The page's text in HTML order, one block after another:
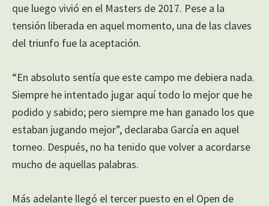
que luego vivió en el Masters de 2017. Pese a la
tensión liberada en aquel momento, una de las claves
del triunfo fue la aceptación.
“En absoluto sentía que este campo me debiera nada.
Siempre he intentado jugar aquí todo lo mejor que he
podido y sabido; pero siempre me han ganado los que
estaban jugando mejor”, declaraba García en aquel
torneo. Después, no ha tenido que volver a acordarse
mucho de aquellas palabras.
Más adelante llegó el tercer puesto en el Open de